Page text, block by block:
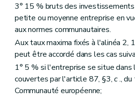
3° 15 % bruts des
petite ou moyenne entreprise en
aux normes communautaires.
Aux taux maxima fixés à l'alinéa 2,
peut être accordé dans les cas
1° 5 % si l'entreprise se situe dans
couvertes par l'article 87, §3,c., du
Communauté européenne;